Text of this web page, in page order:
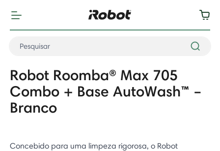
Robot Roomba® Max 705
Combo + Base AutoWash™ –
Branco
Concebido para uma limpeza rigorosa, o Robot